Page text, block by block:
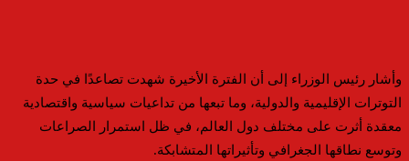
وأشار رئيس الوزراء إلى أن الفترة الأخيرة شهدت تصاعدًا في حدة
التوترات الإقليمية والدولية، وما تبعها من تداعيات سياسية واقتصادية
معقدة أثرت على مختلف دول العالم، في ظل استمرار الصراعات
وتوسع نطاقها الجغرافي وتأثيراتها المتشابكة.